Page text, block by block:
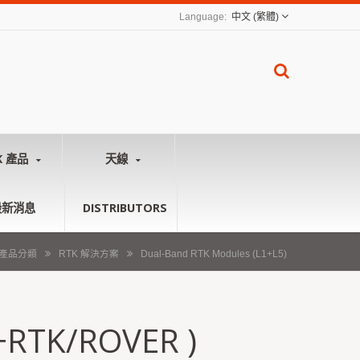
中文 (繁體)
產品 天線
消息 DISTRIBUTORS
品分類 RTK 解決方案 Dual-Band RTK Modules (L1+L5)
ROVER )